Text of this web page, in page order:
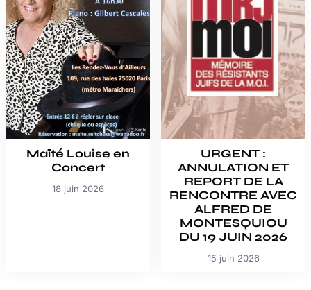
Maïté Louise en
Concert
18 juin 2026
URGENT :
ANNULATION ET
REPORT DE LA
RENCONTRE AVEC
ALFRED DE
MONTESQUIOU
DU 19 JUIN 2026
15 juin 2026